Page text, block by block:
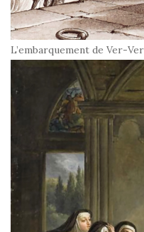
L’embarquement de Ver-